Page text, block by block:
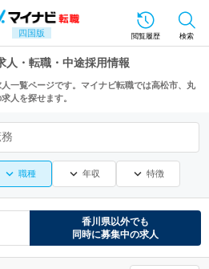
四国版 閲覧履歴 検索
人・転職・中途採用情報
一覧ページです。マイナビ転職では高松市、丸
人を探せます。
職種 年収 特徴
香川県以外でも
同時に募集中の求人